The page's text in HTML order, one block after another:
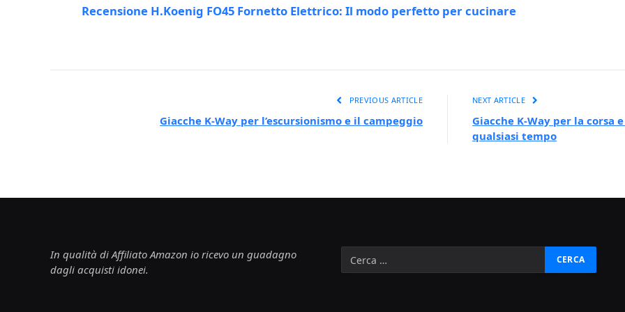
Recensione H.Koenig FO45 Fornetto Elettrico: Il modo perfetto per cucinare
PREVIOUS ARTICLE
Giacche K-Way per l’escursionismo e il campeggio
NEXT ARTICLE
Giacche K-Way per la corsa
qualsiasi tempo
In qualità di Affiliato Amazon io ricevo un guadagno
dagli acquisti idonei.